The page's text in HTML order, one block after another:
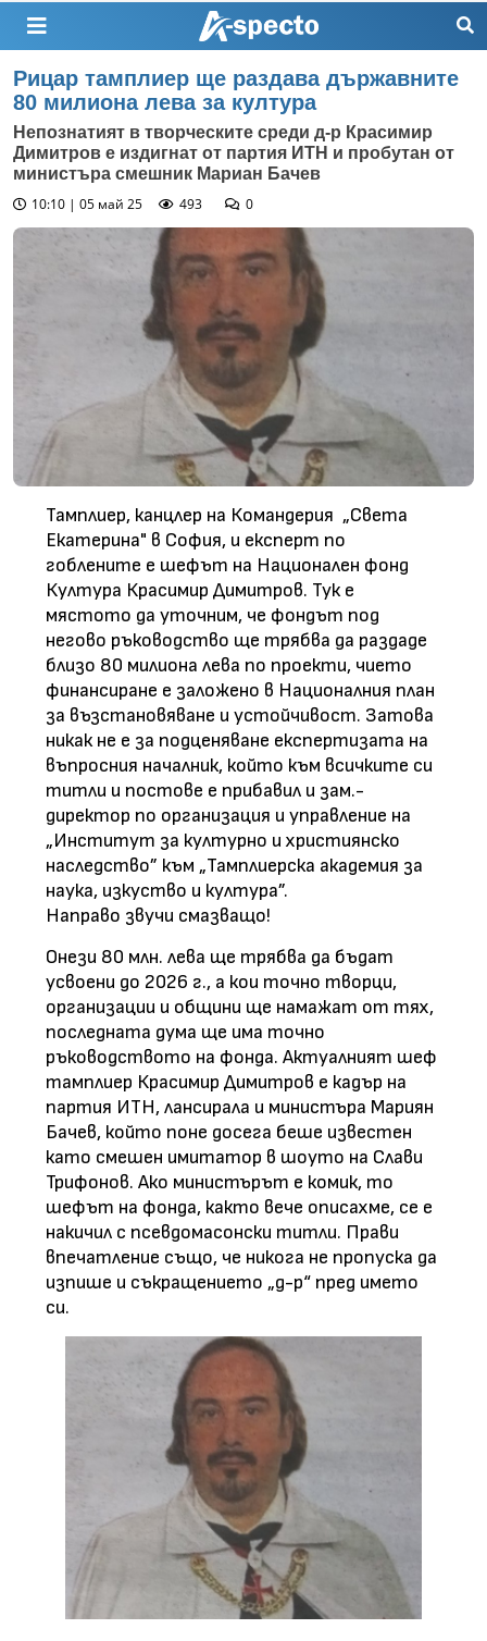
Рицар тамплиер ще раздава държавните
80 милиона лева за култура
Непознатият в творческите среди д-р Красимир
Димитров е издигнат от партия ИТН и пробутан от
министъра смешник Мариан Бачев
10:10 | 05 май 25
493 0
Тамплиер, канцлер на Командерия „Света
Екатерина" в София, и експерт по
гоблените е шефът на Национален фонд
Култура Красимир Димитров. Тук е
мястото да уточним, че фондът под
негово ръководство ще трябва да раздаде
близо 80 милиона лева по проекти, чието
финансиране е заложено в Националния план
за възстановяване и устойчивост. Затова
никак не е за подценяване експертизата на
въпросния началник, който към всичките си
титли и постове е прибавил и зам.-
директор по организация и управление на
„Институт за културно и християнско
наследство” към „Тамплиерска академия за
наука, изкуство и култура”.
Направо звучи смазващо!
Онези 80 млн. лева ще трябва да бъдат
усвоени до 2026 г., а кои точно творци,
организации и общини ще намажат от тях,
последната дума ще има точно
ръководството на фонда. Актуалният шеф
тамплиер Красимир Димитров е кадър на
партия ИТН, лансирала и министъра Мариян
Бачев, който поне досега беше известен
като смешен имитатор в шоуто на Слави
Трифонов. Ако министърът е комик, то
шефът на фонда, както вече описахме, се е
накичил с псевдомасонски титли. Прави
впечатление също, че никога не пропуска да
изпише и съкращението „д-р“ пред името
си.